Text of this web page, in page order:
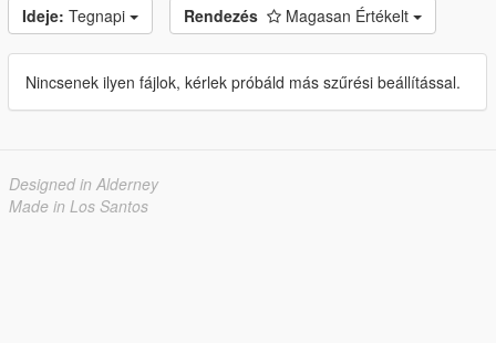
Ideje: Tegnapi Rendezés Magasan Értékelt
Nincsenek ilyen fájlok, kérlek próbáld más szűrési beállítással.
Designed in Alderney
Made in Los Santos